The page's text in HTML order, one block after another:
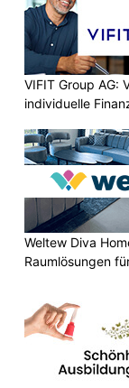
VIFIT Group AG:
individuelle
Weltew Diva
Raumlösungen